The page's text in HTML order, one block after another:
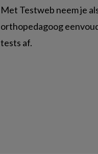
Met Testweb neem je
orthopedagoog
tests af.